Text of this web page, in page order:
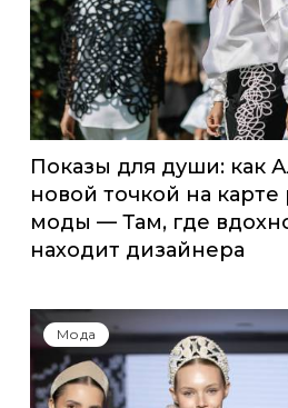
Показы для души: как
новой точкой на
моды — Там, где
находит дизайнера
Мода